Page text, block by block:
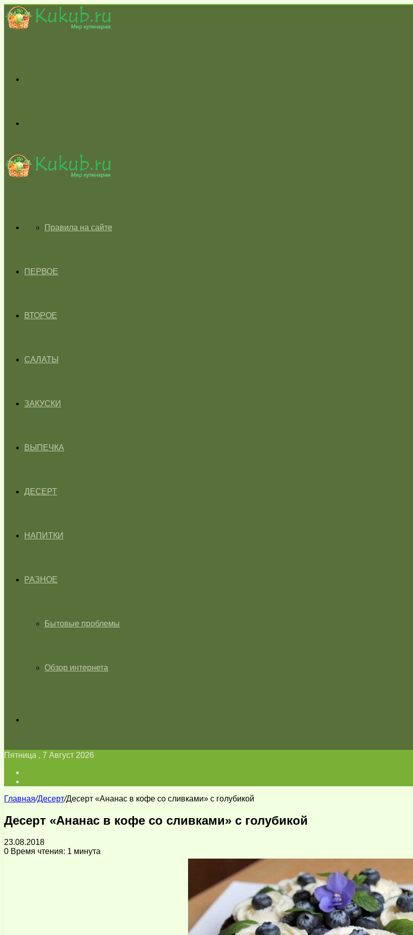
skin
ГЛАВНАЯПравила на сайте
ПЕРВОЕ
ВТОРОЕ
САЛАТЫ
ЗАКУСКИ
ВЫПЕЧКА
ДЕСЕРТ
НАПИТКИ
РАЗНОЕ
Бытовые проблемы
Обзор интернета
Пятница , 7 Август 2026
Главная/Десерт/Десерт «Ананас в кофе со сливками» с голубикой
Десерт «Ананас в кофе со сливками» с голубикой
23.08.2018
0 Время чтения: 1 минута